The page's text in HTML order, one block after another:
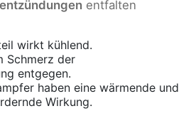
entfalten
wirkt kühlend.
Schmerz der
entgegen.
haben eine wärmende und
Wirkung.